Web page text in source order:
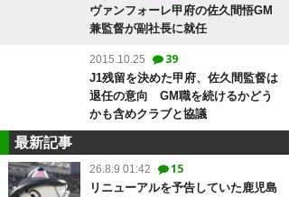
ヴァンフォーレ甲府の佐久間悟GM
兼監督が副社長に就任
2015.10.25 39
J1残留を決めた甲府、佐久間監督は
退任の意向 GM職を続けるかどう
かも含めクラブと協議
最新記事
26.8.9 01:42 15
リニューアルを予告していた鹿児島